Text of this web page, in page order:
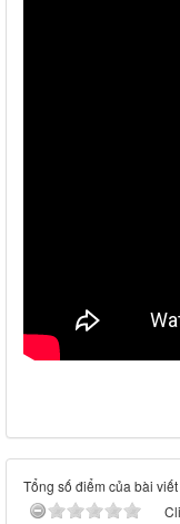
Tổng số điểm của bài